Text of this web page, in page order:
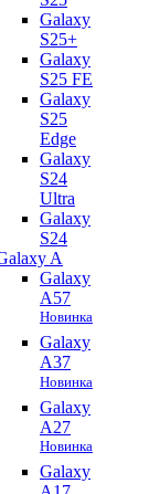
Galaxy
S25+
Galaxy
S25 FE
Galaxy
S25
Edge
Galaxy
S24
Ultra
Galaxy
S24
A
Galaxy
A57
Новинка
Galaxy
A37
Новинка
Galaxy
A27
Новинка
Galaxy